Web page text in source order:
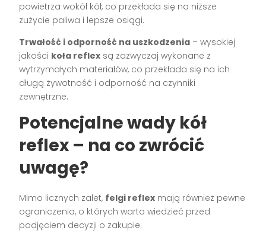
powietrza wokół kół, co przekłada się na niższe
zużycie paliwa i lepsze osiągi.
Trwałość i odporność na uszkodzenia – wysokiej
jakości koła reflex są zazwyczaj wykonane z
wytrzymałych materiałów, co przekłada się na ich
długą żywotność i odporność na czynniki
zewnętrzne.
Potencjalne wady kół
reflex – na co zwrócić
uwagę?
Mimo licznych zalet, felgi reflex mają również pewne
ograniczenia, o których warto wiedzieć przed
podjęciem decyzji o zakupie: